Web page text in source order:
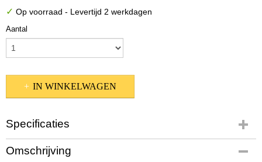
✓ Op voorraad - Levertijd 2 werkdagen
Aantal
IN WINKELWAGEN
Specificaties
Productcode
1018951
Omschrijving